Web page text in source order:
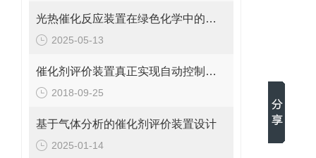
光热催化反应装置在绿色化学中的关键作用
2025-05-13
催化剂评价装置真正实现自动控制和运行
2018-09-25
基于气体分析的催化剂评价装置设计
2025-01-14